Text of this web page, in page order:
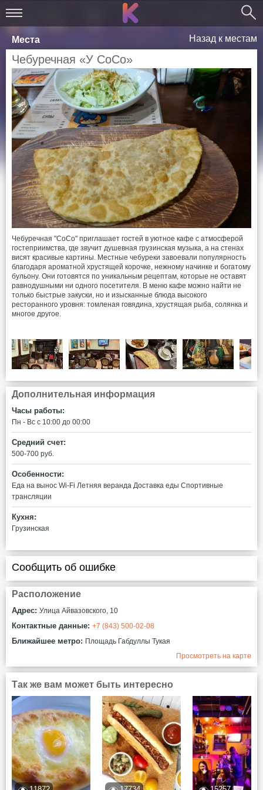
Места Назад к местам
Чебуречная «У СоСо»
Чебуречная "СоСо" приглашает гостей в уютное кафе с атмосферой
гостеприимства, где звучит душевная грузинская музыка, а на стенах
висят красивые картины. Местные чебуреки завоевали популярность
благодаря ароматной хрустящей корочке, нежному начинке и богатому
бульону. Они готовятся по уникальным рецептам, которые не оставят
равнодушными ни одного посетителя. В меню кафе можно найти не
только быстрые закуски, но и изысканные блюда высокого
ресторанного уровня: томленая говядина, хрустящая рыба, солянка и
многое другое.
Дополнительная информация
Часы работы:
Пн - Вс c 10:00 до 00:00
Средний счет:
500-700 руб.
Особенности:
Еда на вынос Wi-Fi Летняя веранда Доставка еды Спортивные
трансляции
Кухня:
Грузинская
Сообщить об ошибке
Расположение
Адрес: ​Улица Айвазовского, 10
Контактные данные: +7 (843) 500-02-08
Ближайшее метро: Площадь Габдуллы Тукая
Просмотреть на карте
Так же вам может быть интересно